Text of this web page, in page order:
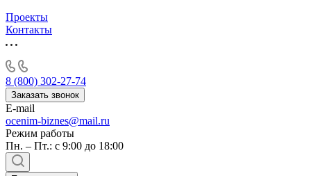
Проекты
Контакты
8 (800) 302-27-74
Заказать звонок
E-mail
ocenim-biznes@mail.ru
Режим работы
Пн. – Пт.: с 9:00 до 18:00